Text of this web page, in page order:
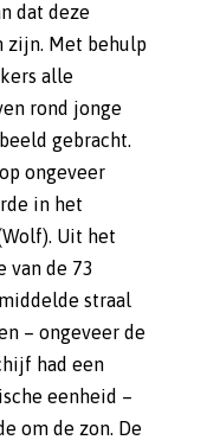
dat deze
zijn. Met behulp
alle
rond jonge
gebracht.
ongeveer
in het
Uit het
van de 73
straal
– ongeveer de
had een
eenheid –
om de zon. De